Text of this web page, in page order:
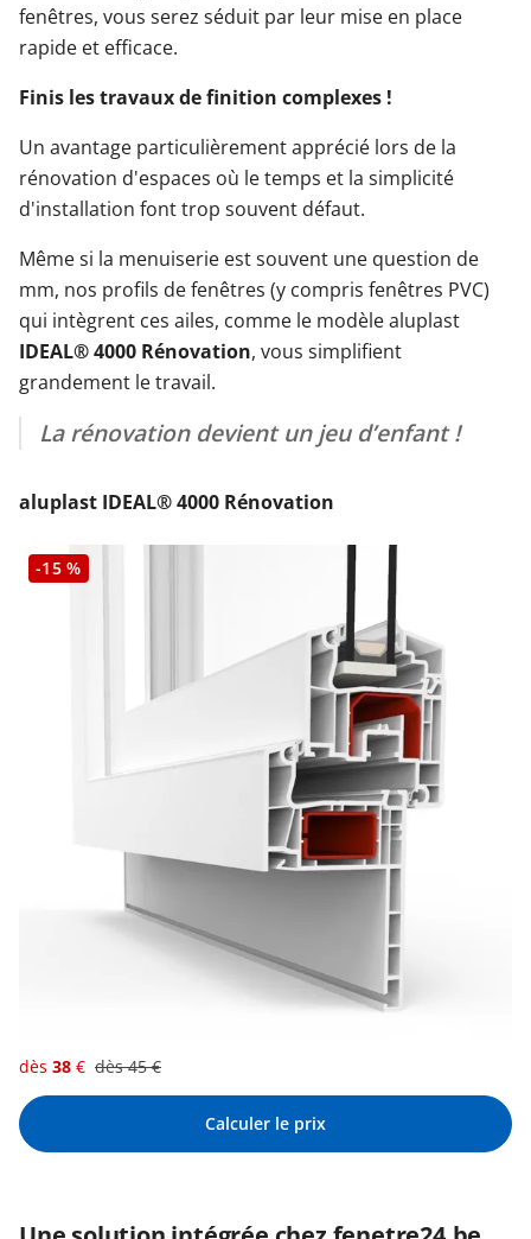
fenêtres, vous serez séduit par leur mise en place
rapide et efficace.
Finis les travaux de finition complexes !
Un avantage particulièrement apprécié lors de la
rénovation d'espaces où le temps et la simplicité
d'installation font trop souvent défaut.
Même si la menuiserie est souvent une question de
mm, nos profils de fenêtres (y compris fenêtres PVC)
qui intègrent ces ailes, comme le modèle aluplast
IDEAL® 4000 Rénovation, vous simplifient
grandement le travail.
La rénovation devient un jeu d’enfant !
aluplast IDEAL® 4000 Rénovation
-15 %
dès 38 € dès45€
Calculer le prix